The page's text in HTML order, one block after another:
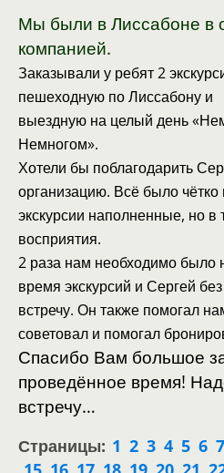
Мы были в Лиссабоне в
компанией.
Заказывали у ребят 2
пешеходную по Лиссабону и
выездную на целый день
Немногом».
Хотели бы поблагодарить
организацию. Всё было
экскурсии наполненные, но в
восприятия.
2 раза нам необходимо было
время экскурсий и Сергей
встречу. Он также помогал
советовал и помогал
Спасибо Вам большое
проведённое время!
встречу…
Страницы: 1 2 3 4 5 6 7